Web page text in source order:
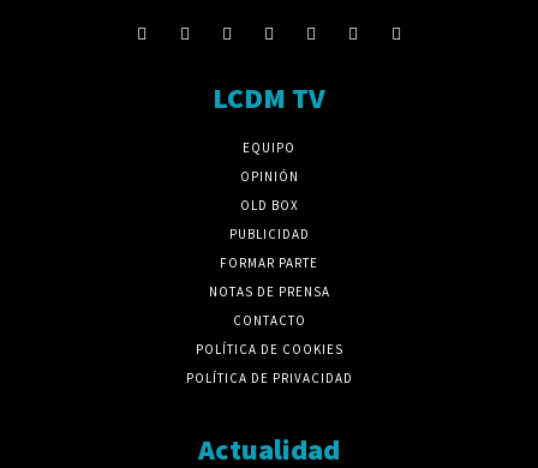
LCDM TV
EQUIPO
OPINIÓN
OLD BOX
PUBLICIDAD
FORMAR PARTE
NOTAS DE PRENSA
CONTACTO
POLÍTICA DE COOKIES
POLÍTICA DE PRIVACIDAD
Actualidad